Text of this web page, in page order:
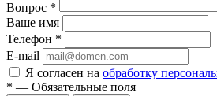
Вопрос *
Ваше имя
Телефон *
E-mail
Я согласен на обработку
* — Обязательные поля